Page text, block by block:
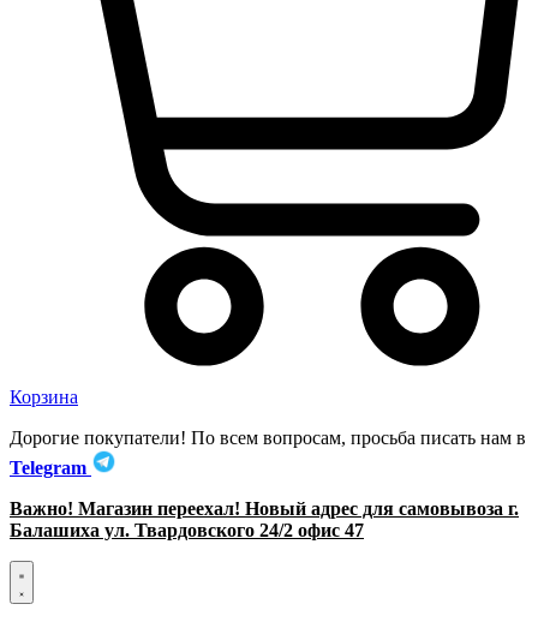
Корзина
Дорогие покупатели! По всем вопросам, просьба писать нам в
Telegram
Важно! Магазин переехал! Новый адрес для самовывоза г.
Балашиха ул. Твардовского 24/2 офис 47